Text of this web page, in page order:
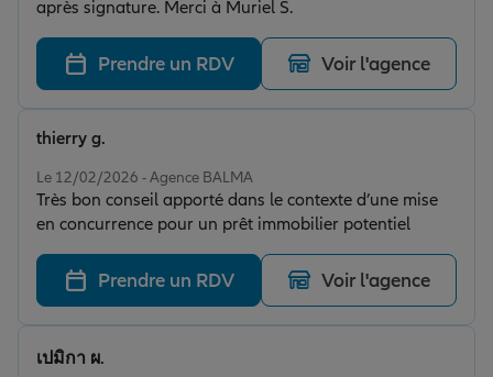
après signature. Merci à Muriel S.
Prendre un RDV Voir l'agence
Le 12/02/2026 - Agence BALMA
Très bon conseil apporté dans le contexte d’une mise
en concurrence pour un prêt immobilier potentiel
thierry g.
Prendre un RDV Voir l'agence
เปมิกา ผ.